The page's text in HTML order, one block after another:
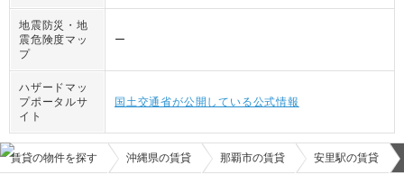
地震防災・地
震危険度マッ
プ
ー
ハザードマッ
プポータルサ
イト
国土交通省が公開している公式情報
賃貸の物件を探す 沖縄県の賃貸 那覇市の賃貸 安里駅の賃貸